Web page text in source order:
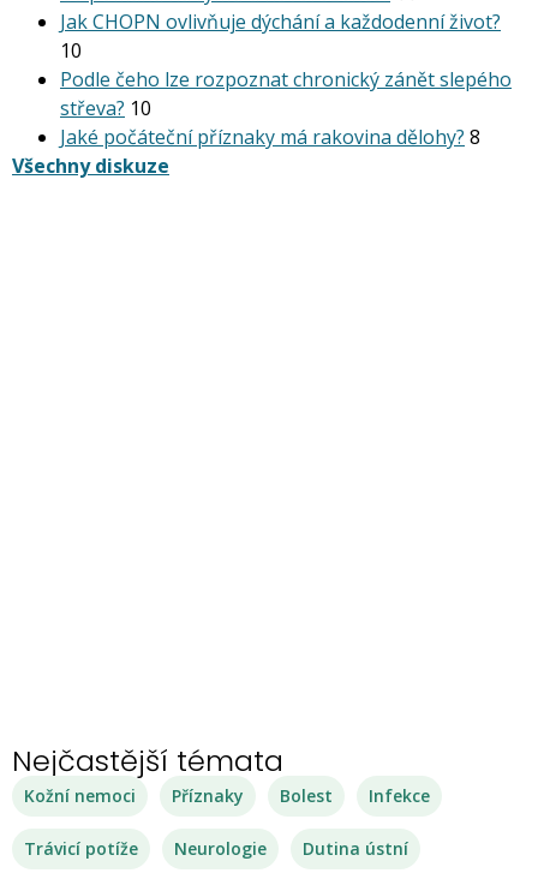
Jak CHOPN ovlivňuje dýchání a každodenní život?
10
Podle čeho lze rozpoznat chronický zánět slepého
střeva? 10
Jaké počáteční příznaky má rakovina dělohy? 8
Všechny diskuze
Nejčastější témata
Kožní nemoci Příznaky Bolest Infekce
Trávicí potíže Neurologie Dutina ústní